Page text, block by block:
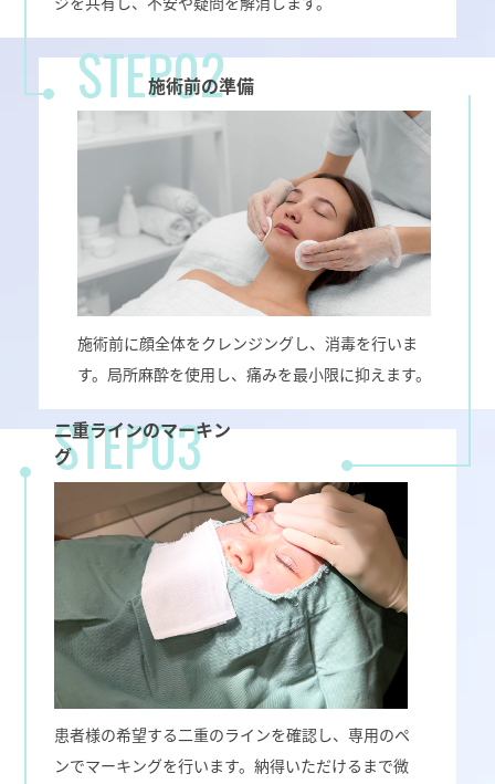
STEP02
施術前の準備
施術前に顔全体をクレンジングし、消毒を行いま
す。局所麻酔を使用し、痛みを最小限に抑えます。
STEP03
二重ラインのマーキン
グ
患者様の希望する二重のラインを確認し、専用のペ
ンでマーキングを行います。納得いただけるまで微